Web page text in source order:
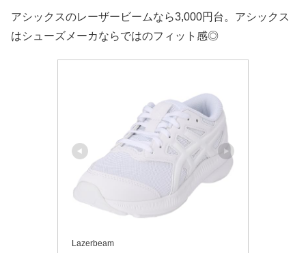
アシックスのレーザービームなら3,000円台。アシックス
はシューズメーカならではのフィット感◎
Lazerbeam